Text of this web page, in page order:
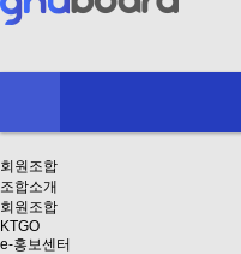
회원조합
조합소개
회원조합
KTGO
e-홍보센터